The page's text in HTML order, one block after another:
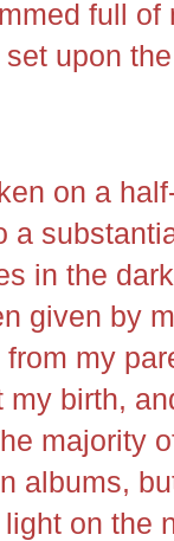
full
upon
on a
a
in the
given by
my
birth,
majority
albums,
on the